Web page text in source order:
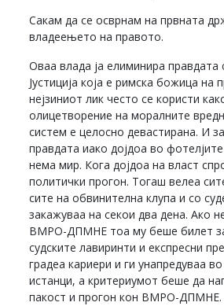
Сакам да се осврнам на првната
владеењето на правото.
Оваа влада ја елиминира правдата
Јустиција која е римска божица на
нејзиниот лик често се користи
олицетворение на моралните
систем е целосно девастирана. И
правдата иако дојдоа во
нема мир. Кога дојдоа на власт
политички прогон. Тогаш велеа
сите на обвинителна клупа и со
закажуваа на секои два дена. Ако
ВМРО-ДПМНЕ тоа му беше билет
судските лавиринти и експресни
градеа кариери и ги унапредуваа
истанци, а критериумот беше да
пакост и прогон кон ВМРО-ДПМНЕ.